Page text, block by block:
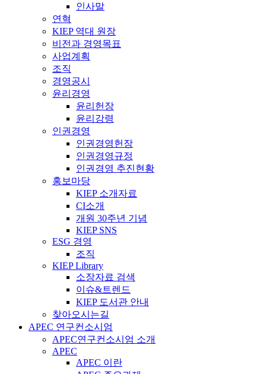
인사말
연혁
KIEP 역대 원장
비전과 경영목표
사업계획
조직
경영공시
윤리경영
윤리헌장
윤리강령
인권경영
인권경영헌장
인권경영규정
인권경영 추진현황
홍보마당
KIEP 소개자료
CI소개
개원 30주년 기념
KIEP SNS
ESG 경영
조직
KIEP Library
소장자료 검색
이슈&트렌드
KIEP 도서관 안내
찾아오시는길
APEC 연구컨소시엄
APEC연구컨소시엄 소개
APEC
APEC 이란